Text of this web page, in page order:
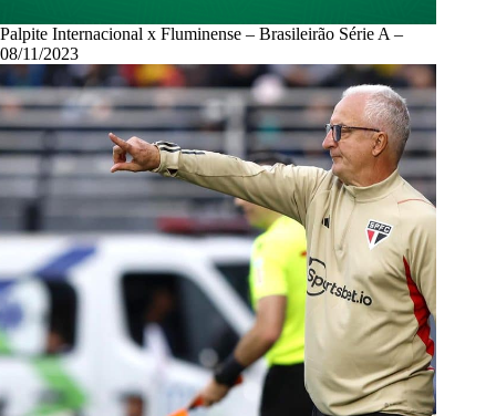
Palpite Internacional x Fluminense – Brasileirão Série A –
08/11/2023